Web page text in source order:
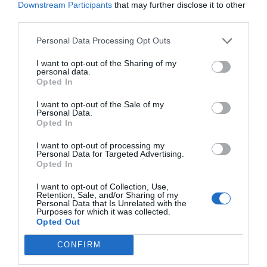
Downstream Participants that may further disclose it to other
Personal Data Processing Opt Outs
I want to opt-out of the Sharing of my
personal data.
Opted In
I want to opt-out of the Sale of my
Personal Data.
Opted In
I want to opt-out of processing my
Personal Data for Targeted Advertising.
Opted In
I want to opt-out of Collection, Use,
Retention, Sale, and/or Sharing of my
Personal Data that Is Unrelated with the
Purposes for which it was collected.
Opted Out
CONFIRM
11:12 Ο Πούτιν “δοκιμάζει” το ΝΑΤΟ: Οι ΗΠΑ βλέπουν
χτύπημα ακόμα και “πριν το 2027”
ξεκινήσει – Προστασία εδαφών, αντιπλημμυρικά,
αποκατάσταση
Πληρωμές από e-ΕΦΚΑ και ΔΥΠΑ για την περίοδο 10
έως 14 Αυγούστου: Ποιους αφορούν
Ο όμιλος ΙΟΝ του Ανδρ. Πινιατάρο είχε προβλήματα με
ιδιοκτήτες ακινήτων για καθυστερούμενα ενοίκια
Νέες σκιές για τον Ινφαντίνο: Το πλουσιοπάροχο
μπόνους αποχώρησης σε πρώην γραμματέα του
Η ναυτιλία σε πόλεμο: Η Μαύρη Θάλασσα, η πιο
επικίνδυνη θαλάσσια ζώνη εξαιτίας του πολέμου
Ρωσίας – Ουκρανίας